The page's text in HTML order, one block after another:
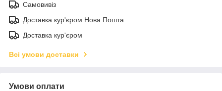
Самовивіз
Доставка кур'єром Нова Пошта
Доставка кур'єром
Всі умови доставки
Умови оплати